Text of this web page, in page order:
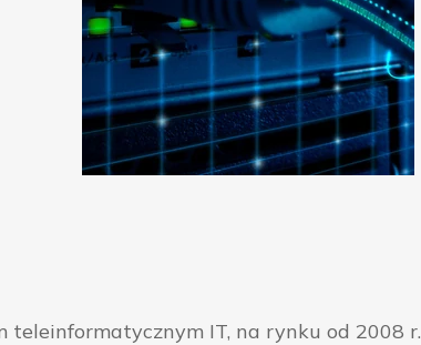
IT, na rynku od 2008 r.